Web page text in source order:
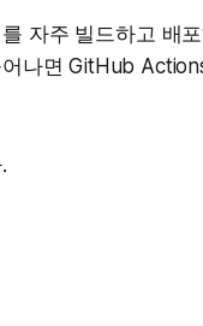
자주 빌드하고 배
나면 GitHub